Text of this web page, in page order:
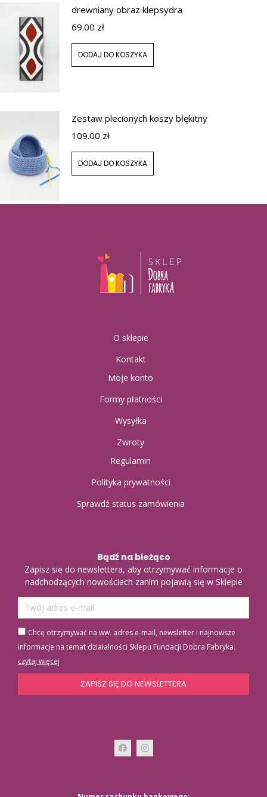
drewniany obraz klepsydra
69.00 zł
DODAJ DO KOSZYKA
Zestaw plecionych koszy błękitny
109.00 zł
DODAJ DO KOSZYKA
O sklepie
Kontakt
Moje konto
Formy płatności
Wysyłka
Zwroty
Regulamin
Polityka prywatności
Sprawdź status zamówienia
Bądź na bieżąco
Zapisz się do newslettera, aby otrzymywać informacje o
nadchodzących nowościach zanim pojawią się w Sklepie
Chcę otrzymywać na ww. adres e-mail, newsletter i najnowsze
informacje na temat działalności Sklepu Fundacji Dobra Fabryka.
czytaj więcej
ZAPISZ SIĘ DO NEWSLETTERA